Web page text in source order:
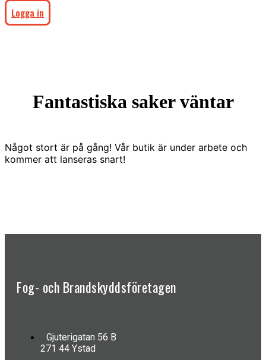
Logga in
Fantastiska saker väntar
Något stort är på gång! Vår butik är under arbete och
kommer att lanseras snart!
Fog- och Brandskyddsföretagen
Gjuterigatan 56 B
271 44 Ystad